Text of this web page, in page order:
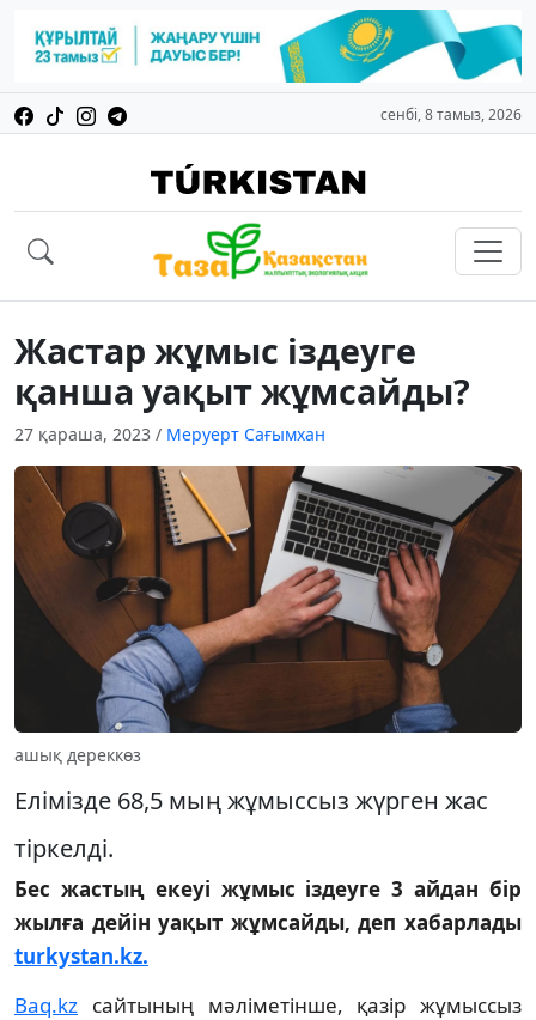
сенбі, 8 тамыз, 2026
Жастар жұмыс іздеуге
қанша уақыт жұмсайды?
27 қараша, 2023 / Меруерт Сағымхан
ашық дереккөз
Елімізде 68,5 мың жұмыссыз жүрген жас
тіркелді.
Бес жастың екеуі жұмыс іздеуге 3 айдан бір
жылға дейін уақыт жұмсайды, деп хабарлады
turkystan.kz.
Baq.kz сайтының мәліметінше, қазір жұмыссыз